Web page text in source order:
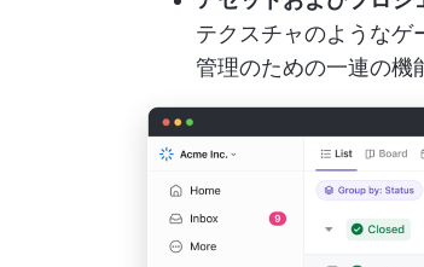
テクスチャのようなゲ
管理のための一連の機